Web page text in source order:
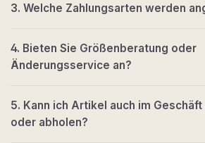
3. Welche Zahlungsarten werden
4. Bieten Sie Größenberatung oder
Änderungsservice an?
5. Kann ich Artikel auch im
oder abholen?